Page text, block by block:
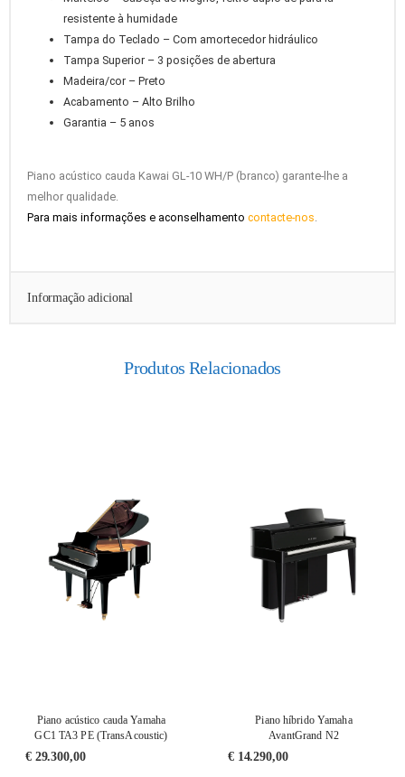
resistente à humidade
Tampa do Teclado – Com amortecedor hidráulico
Tampa Superior – 3 posições de abertura
Madeira/cor – Preto
Acabamento – Alto Brilho
Garantia – 5 anos
Piano acústico cauda Kawai GL-10 WH/P (branco) garante-lhe a
melhor qualidade.
Para mais informações e aconselhamento contacte-nos.
Informação adicional
Produtos Relacionados
Piano acústico cauda Yamaha
GC1 TA3 PE (TransAcoustic)
€29.300,00
Piano híbrido Yamaha
AvantGrand N2
€14.290,00